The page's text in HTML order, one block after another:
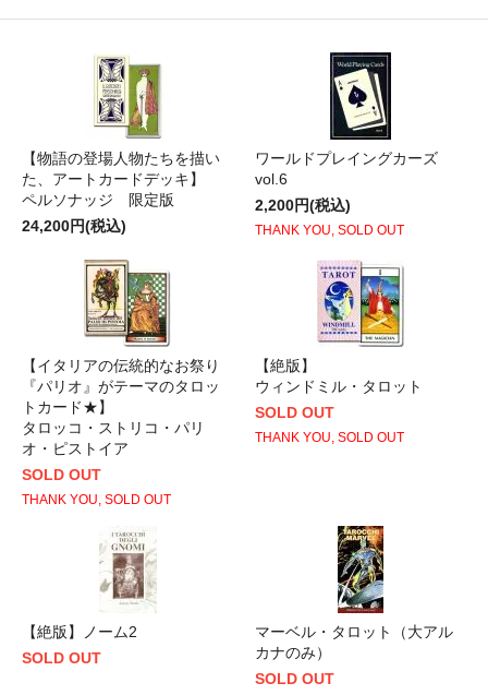
【物語の登場人物たちを描い
た、アートカードデッキ】
ペルソナッジ 限定版
24,200円(税込)
ワールドプレイングカーズ
vol.6
2,200円(税込)
THANK YOU, SOLD OUT
【イタリアの伝統的なお祭り
『パリオ』がテーマのタロッ
トカード★】
タロッコ・ストリコ・パリ
オ・ピストイア
SOLD OUT
THANK YOU, SOLD OUT
【絶版】
ウィンドミル・タロット
SOLD OUT
THANK YOU, SOLD OUT
【絶版】ノーム2
SOLD OUT
マーベル・タロット（大アル
カナのみ）
SOLD OUT